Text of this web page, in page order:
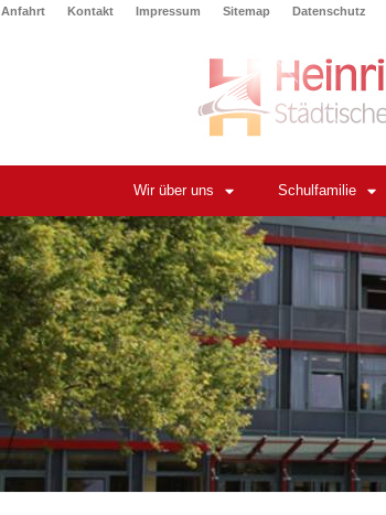
Anfahrt Kontakt Impressum Sitemap Datenschutz
Wir über uns Schulfamilie